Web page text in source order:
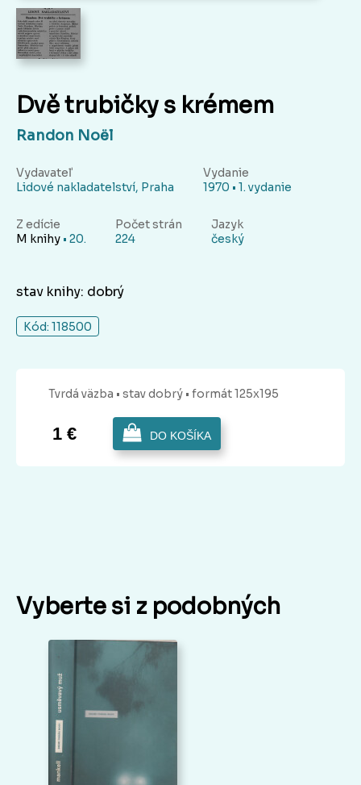
Dvě trubičky s krémem
Randon Noël
Vydavateľ
Lidové nakladatelství, Praha
Vydanie
1970 • 1. vydanie
Z edície
M knihy • 20.
Počet strán
224
Jazyk
český
stav knihy: dobrý
Kód: 118500
Tvrdá väzba • stav dobrý • formát 125x195
1 € DO KOŠÍKA
Vyberte si z podobných